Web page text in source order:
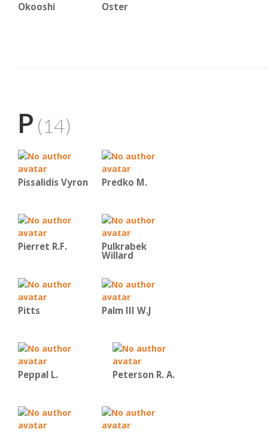
Okooshi Oster
P (14)
Pissalidis Vyron Predko Μ.
Pierret R.F. Pulkrabek
Willard
Pitts Palm III W.J
Peppal L. Peterson R. A.